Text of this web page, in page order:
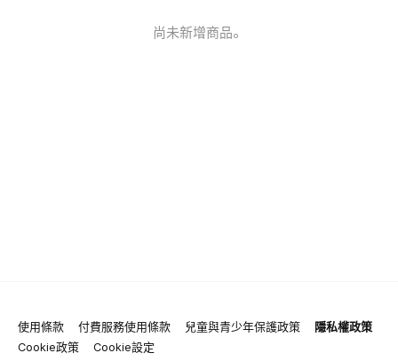
尚未新增商品。
使用條款 付費服務使用條款 兒童與青少年保護政策
隱私權政策
Cookie政策
Cookie設定